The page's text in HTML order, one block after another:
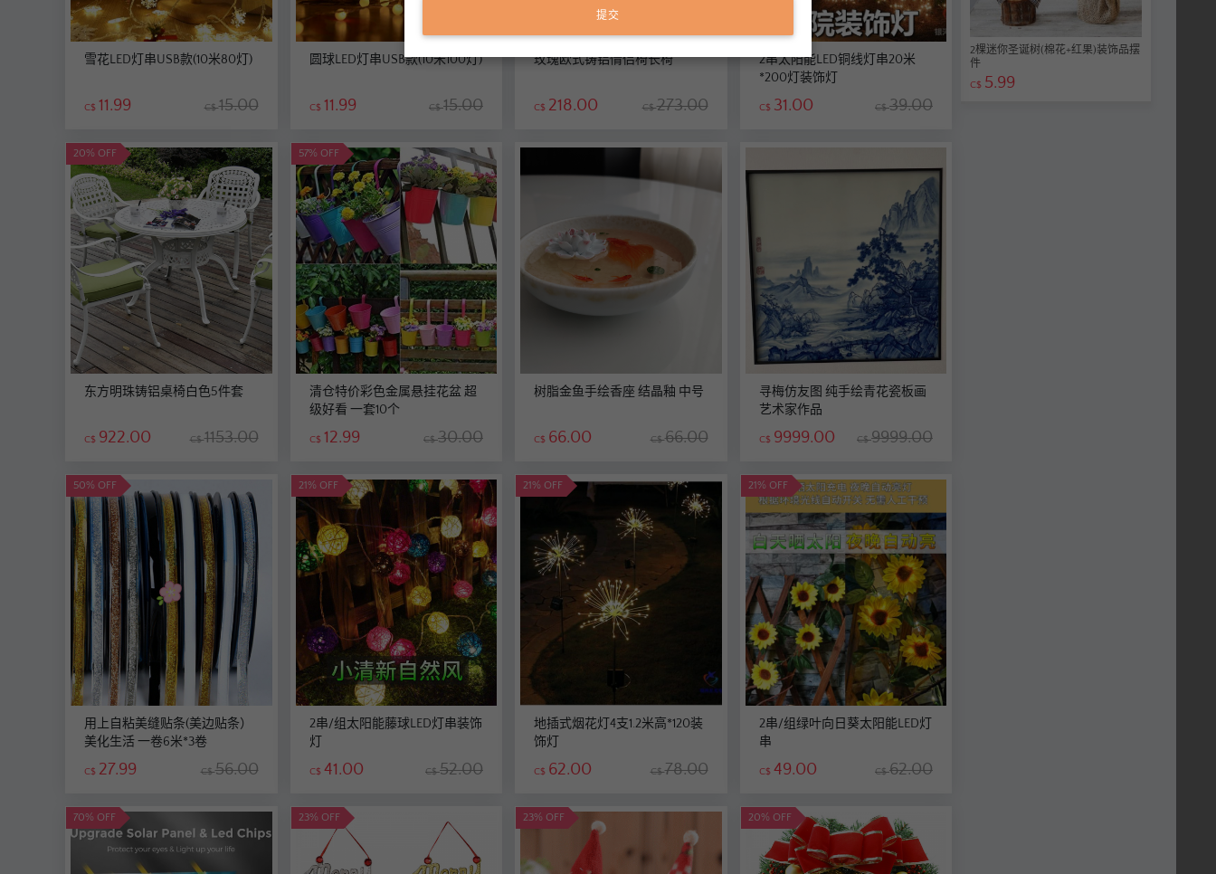
雪花LED灯串USB款(10米80灯)
C$ 11.99 C$15.00
圆球LED灯串USB款(10米100灯)
C$ 11.99 C$15.00
玫瑰欧式铸铝情侣椅长椅
C$ 218.00 C$273.00
2串太阳能LED铜线灯串20米
*200灯装饰灯
C$ 31.00 C$39.00
东方明珠铸铝桌椅白色5件套
C$ 922.00 C$1153.00
20% OFF
清仓特价彩色金属悬挂花盆 超
级好看 一套10个
C$ 12.99 C$30.00
57% OFF
树脂金鱼手绘香座 结晶釉 中号
C$ 66.00 C$66.00
寻梅仿友图 纯手绘青花瓷板画
艺术家作品
C$ 9999.00 C$9999.00
用上自粘美缝贴条(美边贴条）
美化生活 一卷6米*3卷
C$ 27.99 C$56.00
50% OFF
2串/组太阳能藤球LED灯串装饰
灯
C$ 41.00 C$52.00
21% OFF
地插式烟花灯4支1.2米高*120装
饰灯
C$ 62.00 C$78.00
21% OFF
2串/组绿叶向日葵太阳能LED灯
串
C$ 49.00 C$62.00
21% OFF
70% OFF 23% OFF 23% OFF 20% OFF
2棵迷你圣诞树(棉花+红果)装饰品摆
件
C$ 5.99
提交